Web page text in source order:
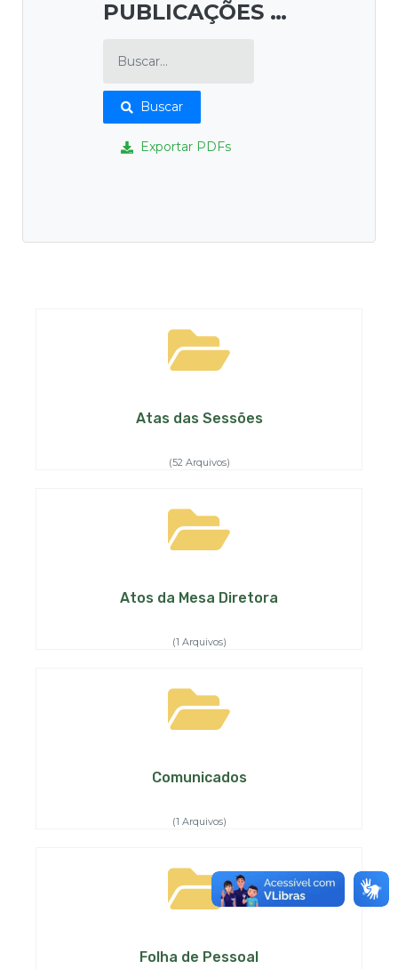
PUBLICAÇÕES E ETC
Buscar
Exportar PDFs
Atas das Sessões
(52 Arquivos)
Atos da Mesa Diretora
(1 Arquivos)
Comunicados
(1 Arquivos)
Folha de Pessoal